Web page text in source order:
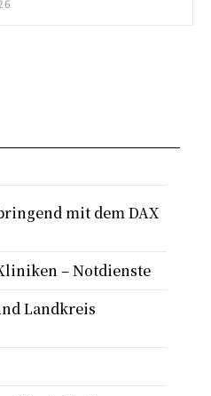
mit dem DAX
– Notdienste
Landkreis